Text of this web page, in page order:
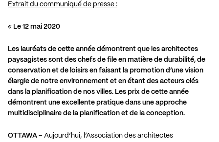
Extrait du communiqué de presse :
« Le 12 mai 2020
Les lauréats de cette année démontrent que les architectes
paysagistes sont des chefs de file en matière de durabilité, de
conservation et de loisirs en faisant la promotion d’une vision
élargie de notre environnement et en étant des acteurs clés
dans la planification de nos villes. Les prix de cette année
démontrent une excellente pratique dans une approche
multidisciplinaire de la planification et de la conception.
OTTAWA – Aujourd’hui, l’Association des architectes